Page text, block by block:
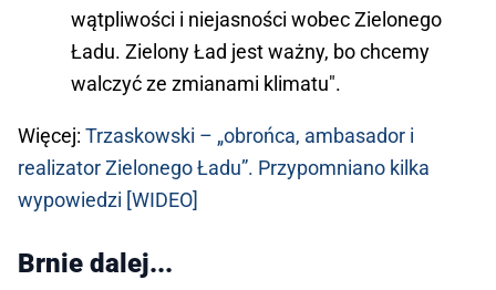
wątpliwości i niejasności wobec Zielonego
Ładu. Zielony Ład jest ważny, bo chcemy
walczyć ze zmianami klimatu".
Więcej: Trzaskowski – „obrońca, ambasador i
realizator Zielonego Ładu”. Przypomniano kilka
wypowiedzi [WIDEO]
Brnie dalej...